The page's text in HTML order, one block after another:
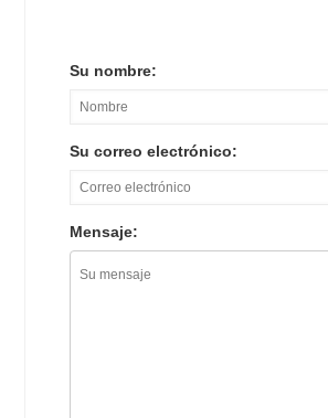
Su nombre:
Su correo electrónico:
Mensaje: